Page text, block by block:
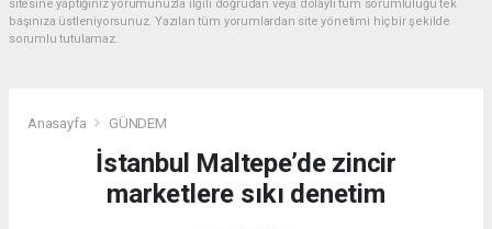
sitesine yaptığınız yorumunuzla ilgili doğrudan veya dolaylı tüm sorumluluğu tek
başınıza üstleniyorsunuz. Yazılan tüm yorumlardan site yönetimi hiçbir şekilde
sorumlu tutulamaz.
Anasayfa GÜNDEM
İstanbul Maltepe’de zincir
marketlere sıkı denetim